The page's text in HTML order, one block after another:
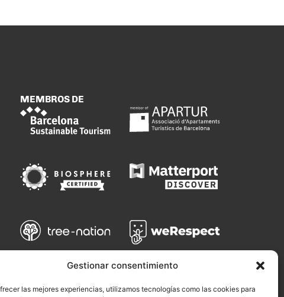
Gestionar consentimiento
las mejores experiencias, utilizamos tecnologías como las cookies para
MEMBROS DE